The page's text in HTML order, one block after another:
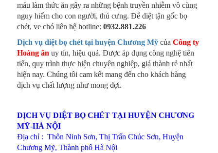
máu làm thức ăn gây ra những bệnh truyền nhiễm vô cùng
nguy hiểm cho con người, thú cưng. Để diệt tận gốc bọ
chét, ve chó liên hệ hotline: 0932.881.226
Dịch vụ diệt bọ chét tại huyện Chương Mỹ của Công ty
Hoàng ân uy tín, hiệu quả. Được áp dụng công nghệ tiên
tiến, quy trình thực hiện chuyên nghiệp, giá thành rẻ nhất
hiện nay. Chúng tôi cam kết mang đến cho khách hàng
dịch vụ chất lượng như mong đợi.
DỊCH VỤ DIỆT BỌ CHÉT TẠI HUYỆN CHƯƠNG
MỸ-HÀ NỘI
Địa chỉ : Thôn Ninh Sơn, Thị Trấn Chúc Sơn, Huyện
Chương Mỹ, Thành phố Hà Nội